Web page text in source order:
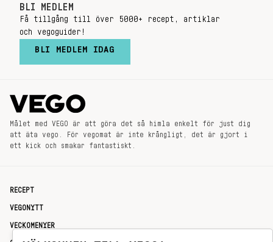
BLI MEDLEM
Få tillgång till över 5000+ recept, artiklar
och vegoguider!
BLI MEDLEM IDAG
Målet med VEGO är att göra det så himla enkelt för just dig
att äta vego. För vegomat är inte krångligt, det är gjort i
ett kick och smakar fantastiskt.
RECEPT
VEGONYTT
VECKOMENYER